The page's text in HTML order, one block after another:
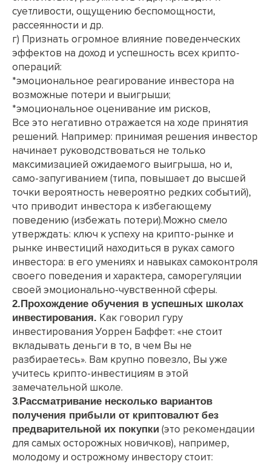
суетливости, ощущению беспомощности,
рассеянности и др.
г) Признать огромное влияние поведенческих
эффектов на доход и успешность всех крипто-
операций:
*эмоциональное реагирование инвестора на
возможные потери и выигрыши;
*эмоциональное оценивание им рисков,
Все это негативно отражается на ходе принятия
решений. Например: принимая решения инвестор
начинает руководствоваться не только
максимизацией ожидаемого выигрыша, но и,
само-запугиванием (типа, повышает до высшей
точки вероятность невероятно редких событий),
что приводит инвестора к избегающему
поведению (избежать потери).Можно смело
утверждать: ключ к успеху на крипто-рынке и
рынке инвестиций находиться в руках самого
инвестора: в его умениях и навыках самоконтроля
своего поведения и характера, саморегуляции
своей эмоционально-чувственной сферы.
2.Прохождение обучения в успешных школах
инвестирования. Как говорил гуру
инвестирования Уоррен Баффет: «не стоит
вкладывать деньги в то, в чем Вы не
разбираетесь». Вам крупно повезло, Вы уже
учитесь крипто-инвестициям в этой
замечательной школе.
3.Рассматривание несколько вариантов
получения прибыли от криптовалют без
предварительной их покупки (это рекомендации
для самых осторожных новичков), например,
молодому и острожному инвестору стоит: